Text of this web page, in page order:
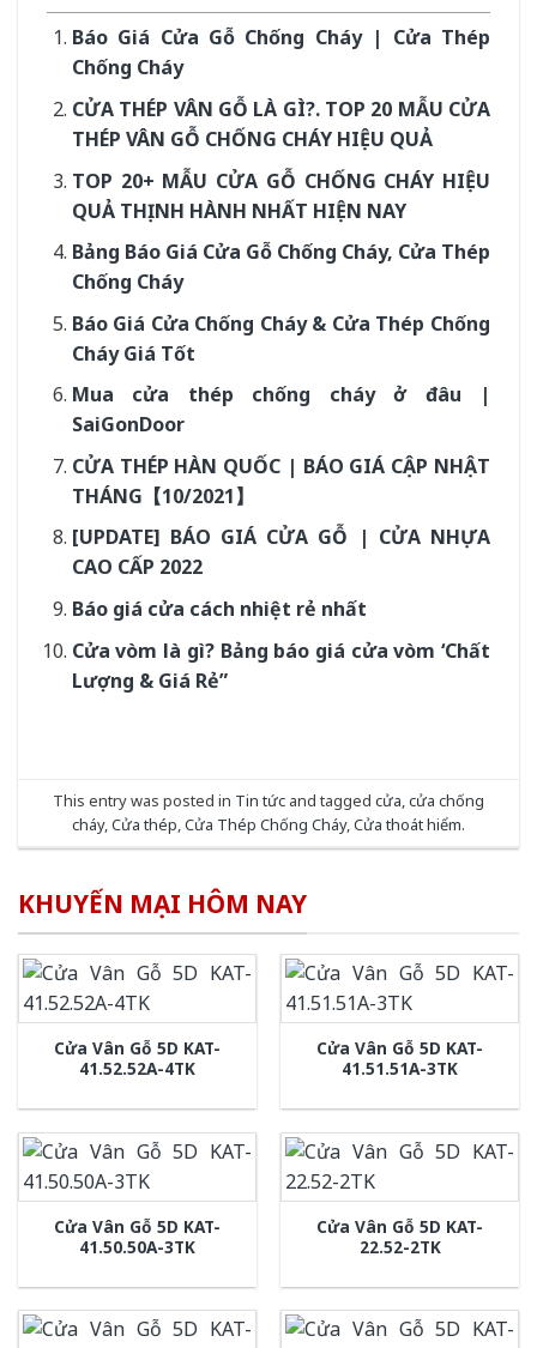
Báo Giá Cửa Gỗ Chống Cháy | Cửa Thép
Chống Cháy
CỬA THÉP VÂN GỖ LÀ GÌ?. TOP 20 MẪU CỬA
THÉP VÂN GỖ CHỐNG CHÁY HIỆU QUẢ
TOP 20+ MẪU CỬA GỖ CHỐNG CHÁY HIỆU
QUẢ THỊNH HÀNH NHẤT HIỆN NAY
Bảng Báo Giá Cửa Gỗ Chống Cháy, Cửa Thép
Chống Cháy
Báo Giá Cửa Chống Cháy & Cửa Thép Chống
Cháy Giá Tốt
Mua cửa thép chống cháy ở đâu |
SaiGonDoor
CỬA THÉP HÀN QUỐC | BÁO GIÁ CẬP NHẬT
THÁNG【10/2021】
[UPDATE] BÁO GIÁ CỬA GỖ | CỬA NHỰA
CAO CẤP 2022
Báo giá cửa cách nhiệt rẻ nhất
Cửa vòm là gì? Bảng báo giá cửa vòm ‘Chất
Lượng & Giá Rẻ”
This entry was posted in Tin tức and tagged cửa,cửa chống
cháy,Cửa thép,Cửa Thép Chống Cháy,Cửa thoát hiểm.
KHUYẾN MẠI HÔM NAY
Cửa Vân Gỗ 5D KAT-
41.52.52A-4TK
Cửa Vân Gỗ 5D KAT-
41.51.51A-3TK
Cửa Vân Gỗ 5D KAT-
41.50.50A-3TK
Cửa Vân Gỗ 5D KAT-
22.52-2TK